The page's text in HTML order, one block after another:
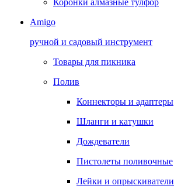
Коронки алмазные тулфор
Amigo
ручной и садовый инструмент
Товары для пикника
Полив
Коннекторы и адаптеры
Шланги и катушки
Дождеватели
Пистолеты поливочные
Лейки и опрыскиватели